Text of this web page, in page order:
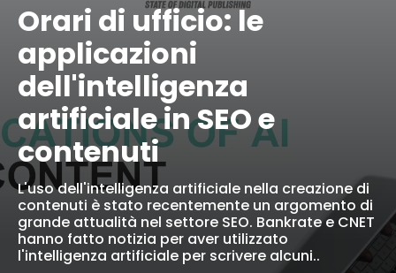
Orari di ufficio: le
applicazioni
dell'intelligenza
artificiale in SEO e
contenuti
L'uso dell'intelligenza artificiale nella creazione di
contenuti è stato recentemente un argomento di
grande attualità nel settore SEO. Bankrate e CNET
hanno fatto notizia per aver utilizzato
l'intelligenza artificiale per scrivere alcuni..